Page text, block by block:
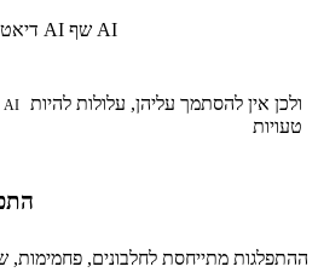
דיאטנית AI שף AI
AI
טעויות
ההתפלגות מתייחסת לחלבונים, פחמימות,